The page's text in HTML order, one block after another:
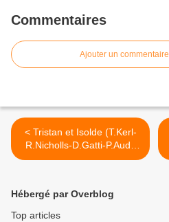
Commentaires
Ajouter un commentaire
< Tristan et Isolde (T.Kerl-
R.Nicholls-D.Gatti-P.Audi)
Champs-Elysées
Hébergé par Overblog
Top articles